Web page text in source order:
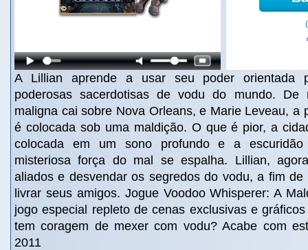
A Lillian aprende a usar seu poder orientada
poderosas sacerdotisas de vodu do mundo. De
maligna cai sobre Nova Orleans, e Marie Leveau, a
é colocada sob uma maldição. O que é pior, a
colocada em um sono profundo e a
misteriosa força do mal se espalha. Lillian,
aliados e desvendar os segredos do vodu, a fim
livrar seus amigos. Jogue Voodoo Whisperer: A
jogo especial repleto de cenas exclusivas e
tem coragem de mexer com vodu? Acabe com
2011